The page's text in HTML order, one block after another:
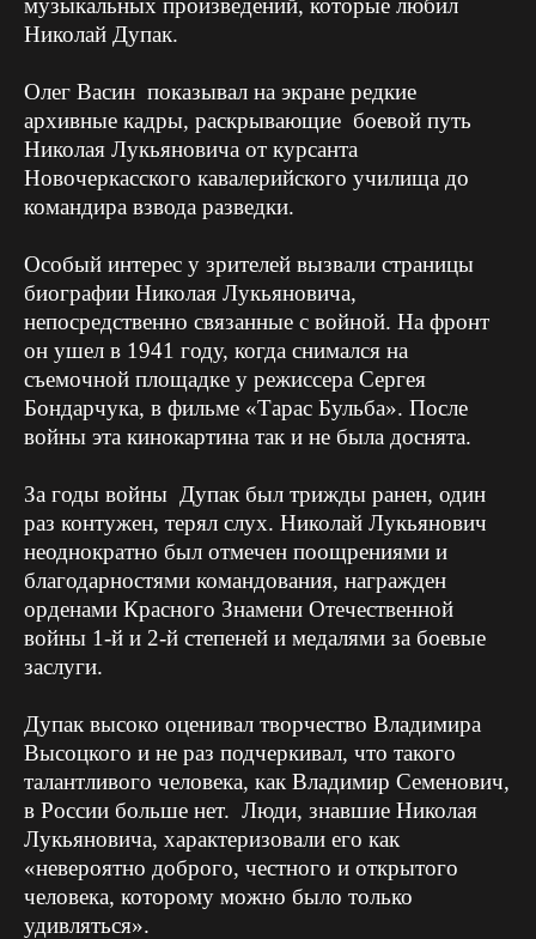
Николай Дупак.
Олег Васин показывал на экране редкие
архивные кадры, раскрывающие боевой путь
Николая Лукьяновича от курсанта
Новочеркасского кавалерийского училища до
командира взвода разведки.
Особый интерес у зрителей вызвали страницы
биографии Николая Лукьяновича,
непосредственно связанные с войной. На фронт
он ушел в 1941 году, когда снимался на
съемочной площадке у режиссера Сергея
Бондарчука, в фильме «Тарас Бульба». После
войны эта кинокартина так и не была доснята.
За годы войны Дупак был трижды ранен, один
раз контужен, терял слух. Николай Лукьянович
неоднократно был отмечен поощрениями и
благодарностями командования, награжден
орденами Красного Знамени Отечественной
войны 1-й и 2-й степеней и медалями за боевые
заслуги.
Дупак высоко оценивал творчество Владимира
Высоцкого и не раз подчеркивал, что такого
талантливого человека, как Владимир Семенович,
в России больше нет. Люди, знавшие Николая
Лукьяновича, характеризовали его как
«невероятно доброго, честного и открытого
человека, которому можно было только
удивляться».